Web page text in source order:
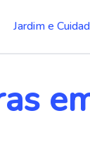
Jardim e